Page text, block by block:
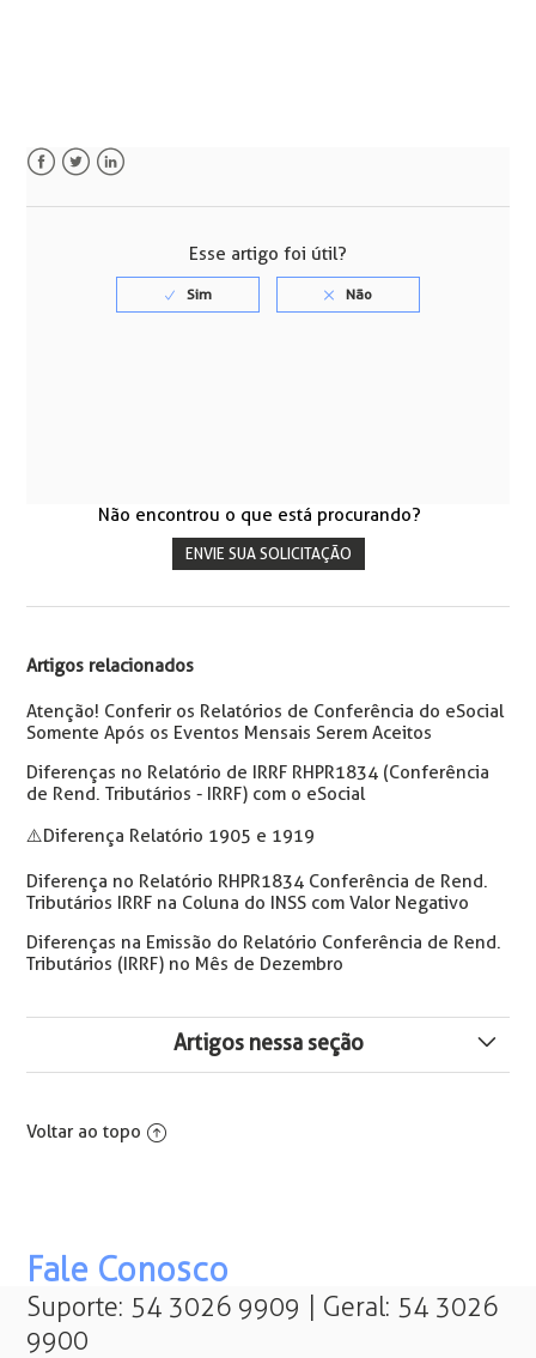
Esse artigo foi útil?
Não encontrou o que está procurando?
ENVIE SUA SOLICITAÇÃO
Artigos relacionados
Atenção! Conferir os Relatórios de Conferência do eSocial
Somente Após os Eventos Mensais Serem Aceitos
Diferenças no Relatório de IRRF RHPR1834 (Conferência
de Rend. Tributários - IRRF) com o eSocial
⚠️Diferença Relatório 1905 e 1919
Diferença no Relatório RHPR1834 Conferência de Rend.
Tributários IRRF na Coluna do INSS com Valor Negativo
Diferenças na Emissão do Relatório Conferência de Rend.
Tributários (IRRF) no Mês de Dezembro
Artigos nessa seção
Como Conferir e Emitir uma Guia no FGTS Digital
S-1299: Para realizar o fechamento anual de período
que tem evento S-1280 enviado (...)
Voltar ao topo
Fale Conosco
Suporte: 54 3026 9909 | Geral: 54 3026
9900